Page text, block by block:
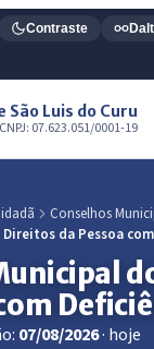
Contraste
Luis do Curu
07.623.051/0001-19
Conselhos
da Pessoa
07/08/2026· hoje